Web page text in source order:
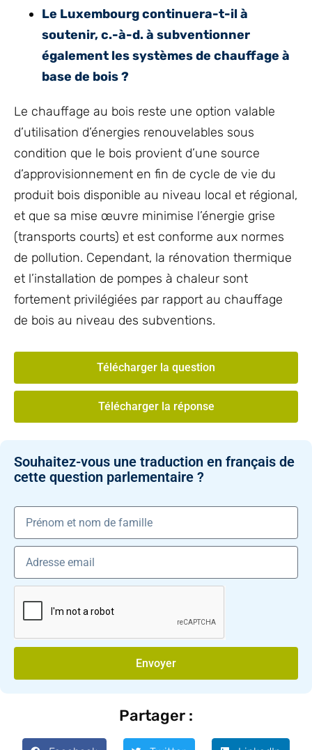
Le Luxembourg continuera-t-il à
soutenir, c.-à-d. à subventionner
également les systèmes de chauffage à
base de bois ?
Le chauffage au bois reste une option valable
d’utilisation d’énergies renouvelables sous
condition que le bois provient d’une source
d’approvisionnement en fin de cycle de vie du
produit bois disponible au niveau local et régional,
et que sa mise œuvre minimise l’énergie grise
(transports courts) et est conforme aux normes
de pollution. Cependant, la rénovation thermique
et l’installation de pompes à chaleur sont
fortement privilégiées par rapport au chauffage
de bois au niveau des subventions.
Télécharger la question
Télécharger la réponse
Souhaitez-vous une traduction en français de
cette question parlementaire ?
Envoyer
Partager :